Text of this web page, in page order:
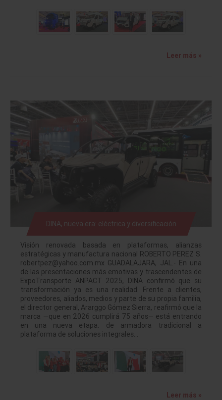
Leer más »
DINA, nueva era: eléctrica y diversificación
Visión renovada basada en plataformas, alianzas
estratégicas y manufactura nacional ROBERTO PEREZ S.
robertpez@yahoo.com.mx GUADALAJARA, JAL.- En una
de las presentaciones más emotivas y trascendentes de
ExpoTransporte ANPACT 2025, DINA confirmó que su
transformación ya es una realidad. Frente a clientes,
proveedores, aliados, medios y parte de su propia familia,
el director general, Ararggo Gómez Sierra, reafirmó que la
marca —que en 2026 cumplirá 75 años— está entrando
en una nueva etapa: de armadora tradicional a
plataforma de soluciones integrales…
Leer más »